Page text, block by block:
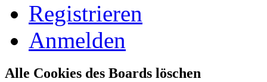
Registrieren
Anmelden
Alle Cookies des Boards löschen